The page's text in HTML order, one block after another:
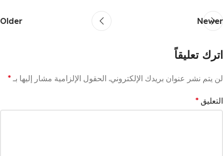
Newer
Older
اترك تعليقاً
لن يتم نشر عنوان بريدك الإلكتروني. الحقول الإلزامية مشار إليها بـ *
التعليق *